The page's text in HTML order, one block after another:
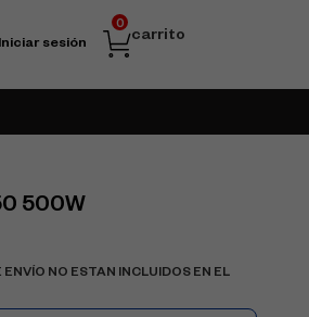
Iniciar sesión carrito
0
500W
ENVÍO NO ESTAN INCLUIDOS EN EL